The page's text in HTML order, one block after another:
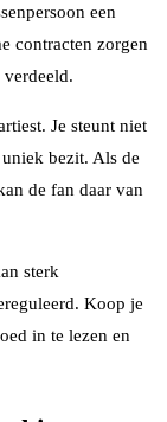
een
contracten zorgen
Je steunt niet
bezit. Als de
de fan daar van
sterk
Koop je
in te lezen en